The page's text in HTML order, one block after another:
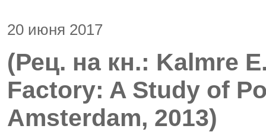
20 июня 2017
(Рец. на кн.: Kalmre
Factory: A Study of
Amsterdam, 2013)